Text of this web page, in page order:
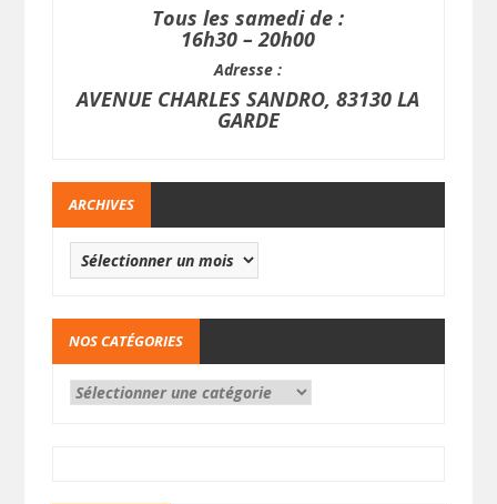
Tous les samedi de :
16h30 – 20h00
Adresse :
AVENUE CHARLES SANDRO, 83130 LA
GARDE
ARCHIVES
NOS CATÉGORIES